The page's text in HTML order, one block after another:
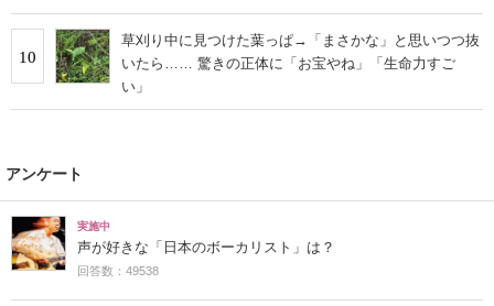
10
草刈り中に見つけた葉っぱ→「まさかな」と思いつつ抜
いたら…… 驚きの正体に「お宝やね」「生命力すご
い」
アンケート
実施中
声が好きな「日本のボーカリスト」は？
回答数：49538